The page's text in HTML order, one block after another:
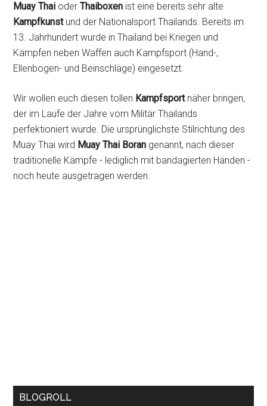
Muay Thai oderThaiboxen ist eine bereits sehr alte
Kampfkunstund der Nationalsport Thailands. Bereits im
13. Jahrhundert wurde in Thailand bei Kriegen und
Kämpfen neben Waffen auch Kampfsport (Hand-,
Ellenbogen- und Beinschläge) eingesetzt.
Wir wollen euch diesen tollen Kampfsportnäher bringen,
der im Laufe der Jahre vom Militär Thailands
perfektioniert wurde. Die ursprünglichste Stilrichtung des
Muay Thai wird Muay Thai Boran genannt, nach dieser
traditionelle Kämpfe - lediglich mit bandagierten Händen -
noch heute ausgetragen werden.
BLOGROLL